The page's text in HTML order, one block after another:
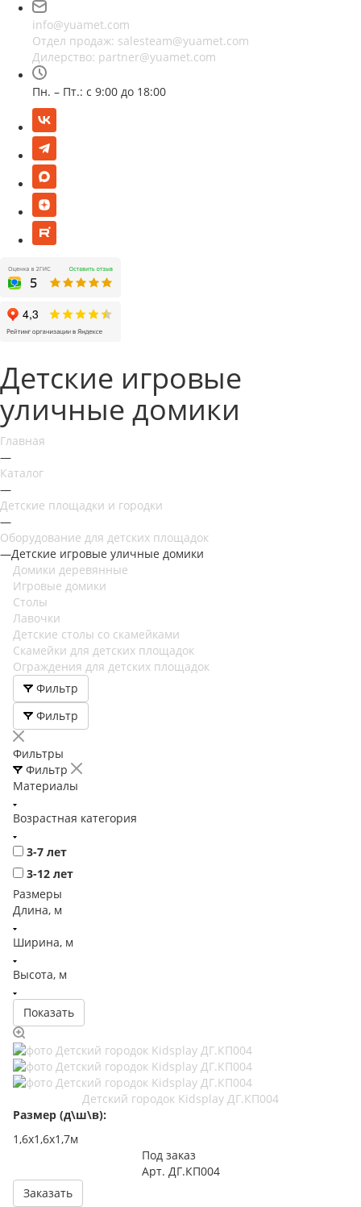
info@yuamet.com
Отдел продаж: salesteam@yuamet.com
Дилерство: partner@yuamet.com
Пн. – Пт.: с 9:00 до 18:00
Детские игровые
уличные домики
Главная
—
Каталог
—
Детские площадки и городки
—
Оборудование для детских площадок
—Детские игровые уличные домики
Домики деревянные
Игровые домики
Столы
Лавочки
Детские столы со скамейками
Скамейки для детских площадок
Ограждения для детских площадок
Фильтр
Фильтр
Фильтры
Фильтр
Материалы
Возрастная категория
3-7 лет
3-12 лет
Размеры
Длина, м
Ширина, м
Высота, м
Детский городок Kidsplay ДГ.КП004
Размер (д\ш\в):
1,6х1,6х1,7м
Под заказ
Арт. ДГ.КП004
Заказать